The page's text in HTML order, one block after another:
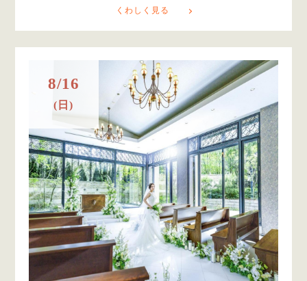
くわしく見る
8/16
(日)